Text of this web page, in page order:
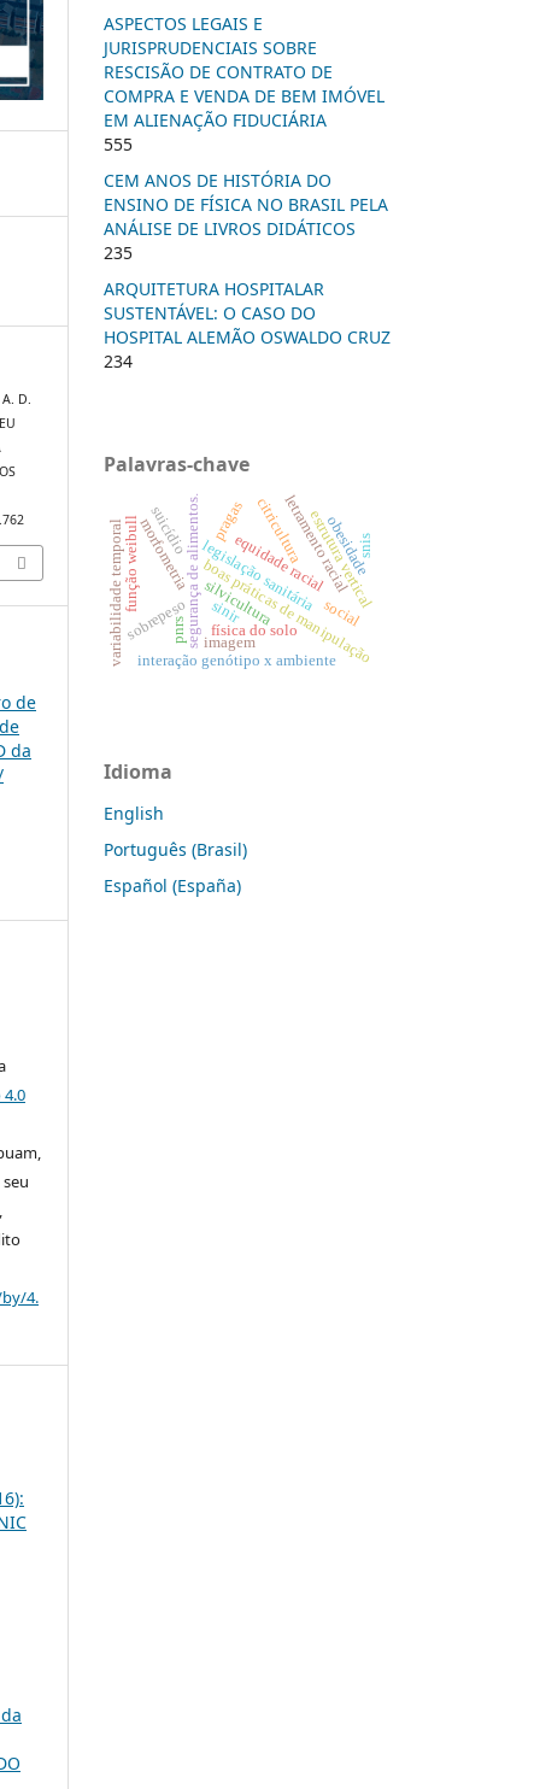
D.
de
da
4.
ASPECTOS LEGAIS E
JURISPRUDENCIAIS SOBRE
RESCISÃO DE CONTRATO DE
COMPRA E VENDA DE BEM IMÓVEL
EM ALIENAÇÃO FIDUCIÁRIA
555
CEM ANOS DE HISTÓRIA DO
ENSINO DE FÍSICA NO BRASIL PELA
ANÁLISE DE LIVROS DIDÁTICOS
235
ARQUITETURA HOSPITALAR
SUSTENTÁVEL: O CASO DO
HOSPITAL ALEMÃO OSWALDO CRUZ
234
Palavras-chave
equidade racial
letramento racial
boas práticas de manipulação
segurança de alimentos.legislação sanitária
citricultura
interação genótipo x ambiente
pragas
morfometria estrutura vertical
função weibull silvicultura
sobrepeso
obesidade
física do solo
variabilidade temporal pnrs
snis
sinir
imagem
social
suicídio
Idioma
English
Português (Brasil)
Español (España)